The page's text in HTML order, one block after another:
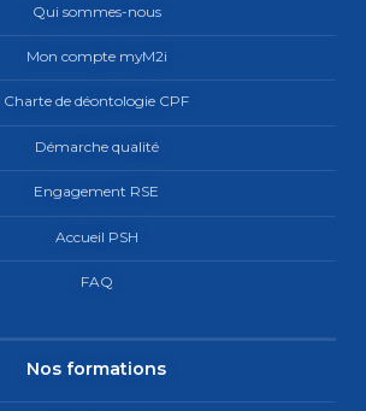
Qui sommes-nous
Mon compte myM2i
Charte de déontologie CPF
Démarche qualité
Engagement RSE
Accueil PSH
FAQ
Nos formations